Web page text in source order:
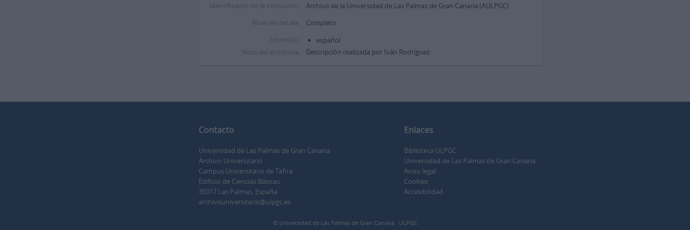
Identificador de la institución
Archivo de la Universidad de Las Palmas de Gran Canaria (AULPGC)
Nivel de detalle
Completo
Idioma(s)
español
Nota del archivista
Descripción realizada por Iván Rodríguez
Contacto
Universidad de Las Palmas de Gran Canaria
Archivo Universitario
Campus Universitario de Tafira
Edificio de Ciencias Básicas
35017 Las Palmas, España
archivouniversitario@ulpgc.es
Enlaces
Biblioteca ULPGC
Universidad de Las Palmas de Gran Canaria
Aviso legal
Cookies
Accesibilidad
© Universidad de Las Palmas de Gran Canaria · ULPGC